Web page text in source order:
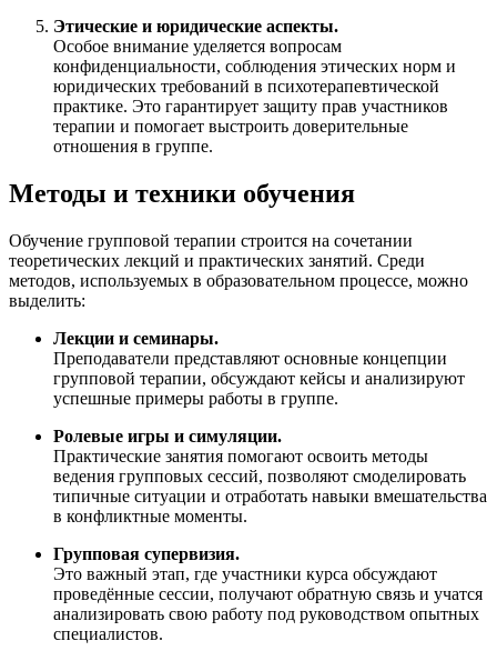
Этические и юридические аспекты.
Особое внимание уделяется вопросам
конфиденциальности, соблюдения этических норм и
юридических требований в психотерапевтической
практике. Это гарантирует защиту прав участников
терапии и помогает выстроить доверительные
отношения в группе.
Методы и техники обучения
Обучение групповой терапии строится на сочетании
теоретических лекций и практических занятий. Среди
методов, используемых в образовательном процессе, можно
выделить:
Лекции и семинары.
Преподаватели представляют основные концепции
групповой терапии, обсуждают кейсы и анализируют
успешные примеры работы в группе.
Ролевые игры и симуляции.
Практические занятия помогают освоить методы
ведения групповых сессий, позволяют смоделировать
типичные ситуации и отработать навыки вмешательства
в конфликтные моменты.
Групповая супервизия.
Это важный этап, где участники курса обсуждают
проведённые сессии, получают обратную связь и учатся
анализировать свою работу под руководством опытных
специалистов.